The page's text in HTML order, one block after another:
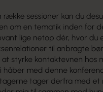
række sessioner kan du
om en tematik inden for
lige netop dér, hvor
til anbragte
at styrke kontaktevnen hos
håber med denne
tager derfra med